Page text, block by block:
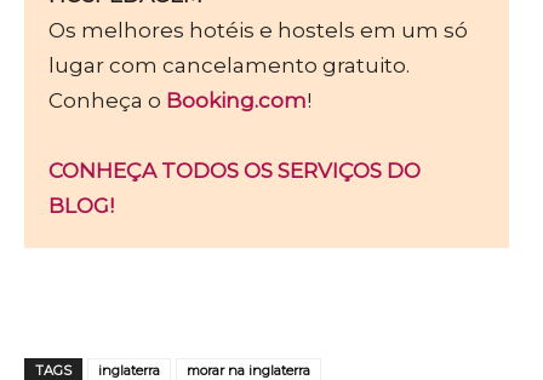
Os melhores hotéis e hostels em um só
lugar com cancelamento gratuito.
Conheça o Booking.com!
CONHEÇA TODOS OS SERVIÇOS DO
BLOG!
TAGS inglaterra morar na inglaterra